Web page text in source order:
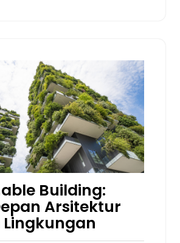
Building:
Arsitektur
Lingkungan